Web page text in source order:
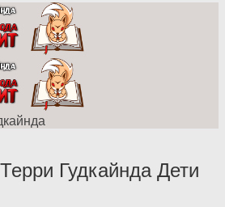
Гудкайнда Дети